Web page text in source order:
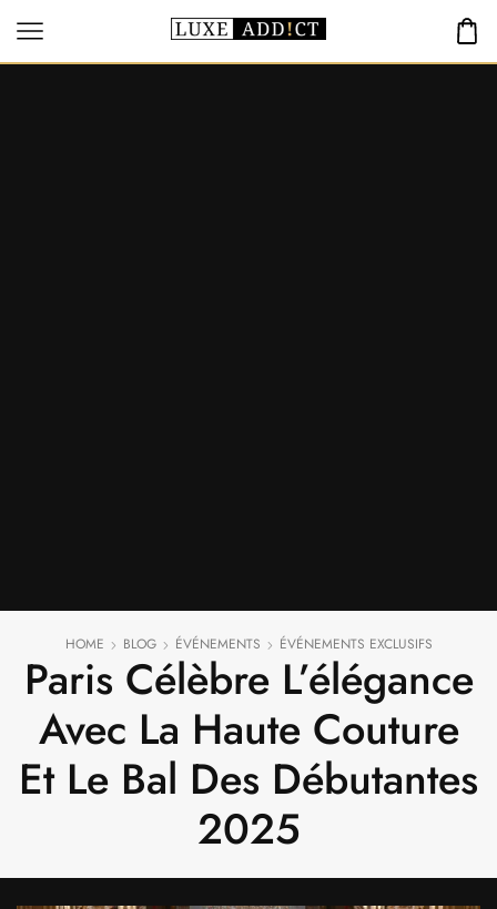
HOME BLOG ÉVÉNEMENTS ÉVÉNEMENTS EXCLUSIFS
Paris Célèbre L’élégance
Avec La Haute Couture
Et Le Bal Des Débutantes
2025